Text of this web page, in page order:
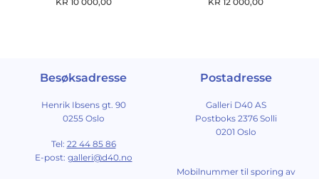
Besøksadresse
Henrik Ibsens gt. 90
0255 Oslo
Tel: 22 44 85 86
E-post: galleri@d40.no
Postadresse
Galleri D40 AS
Postboks 2376 Solli
0201 Oslo
Mobilnummer til sporing av